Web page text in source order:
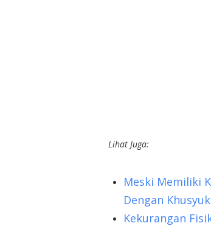
Lihat Juga:
Meski Memiliki
Dengan Khusyuk
Kekurangan